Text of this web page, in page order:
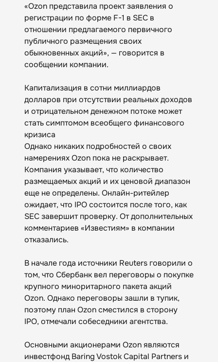
«Ozon представила проект заявления о
регистрации по форме F-1 в SEC в
отношении предлагаемого первичного
публичного размещения своих
обыкновенных акций», — говорится в
сообщении компании.
Капитализация в сотни миллиардов
долларов при отсутствии реальных доходов
и отрицательном денежном потоке может
стать симптомом всеобщего финансового
кризиса
Однако никаких подробностей о своих
намерениях Ozon пока не раскрывает.
Компания указывает, что количество
размещаемых акций и их ценовой диапазон
еще не определены. Онлайн-ритейлер
ожидает, что IPO состоится после того, как
SEC завершит проверку. От дополнительных
комментариев «Известиям» в компании
отказались.
В начале года источники Reuters говорили о
том, что Сбербанк вел переговоры о покупке
крупного миноритарного пакета акций
Ozon. Однако переговоры зашли в тупик,
поэтому план Ozon сместился в сторону
IPO, отмечали собеседники агентства.
Основными акционерами Ozon являются
инвестфонд Baring Vostok Capital Partners и